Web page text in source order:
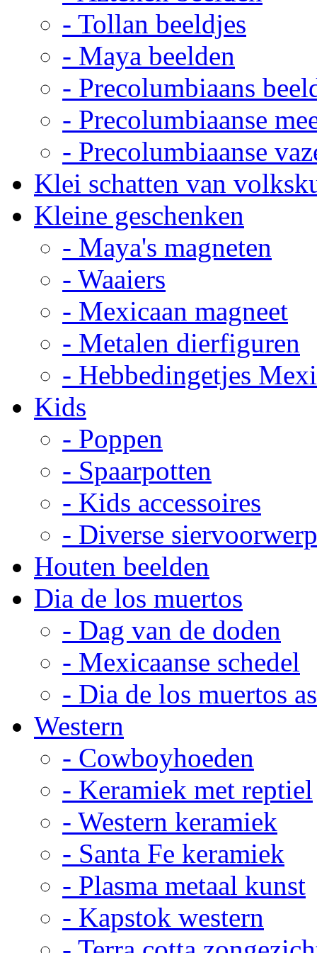
- Tollan beeldjes
- Maya beelden
- Precolumbiaans
- Precolumbiaanse
- Precolumbiaanse
Klei schatten van
Kleine geschenken
- Maya's magneten
- Waaiers
- Mexicaan magneet
- Metalen dierfiguren
- Hebbedingetjes
Kids
- Poppen
- Spaarpotten
- Kids accessoires
- Diverse
Houten beelden
Dia de los muertos
- Dag van de doden
- Mexicaanse schedel
- Dia de los muertos
Western
- Cowboyhoeden
- Keramiek met reptiel
- Western keramiek
- Santa Fe keramiek
- Plasma metaal kunst
- Kapstok western